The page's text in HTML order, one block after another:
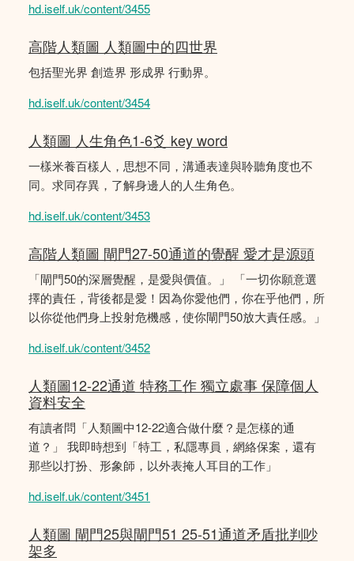
hd.iself.uk/content/3455
高階人類圖 人類圖中的四世界
包括聖光界 創造界 形成界 行動界。
hd.iself.uk/content/3454
人類圖 人生角色1-6爻 key word
一樣米養百樣人，思想不同，溝通表達與聆聽角度也不
同。求同存異，了解身邊人的人生角色。
hd.iself.uk/content/3453
高階人類圖 閘門27-50通道的覺醒 愛才是源頭
「閘門50的深層覺醒，是愛與價值。」 「一切你願意選
擇的責任，背後都是愛！因為你愛他們，你在乎他們，所
以你從他們身上投射危機感，使你閘門50放大責任感。」
hd.iself.uk/content/3452
人類圖12-22通道 特務工作 獨立處事 保障個人
資料安全
有讀者問「人類圖中12-22適合做什麼？是怎樣的通
道？」 我即時想到「特工，私隱專員，網絡保案，還有
那些以打扮、形象師，以外表掩人耳目的工作」
hd.iself.uk/content/3451
人類圖 閘門25與閘門51 25-51通道矛盾批判吵
架多